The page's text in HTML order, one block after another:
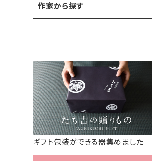
作家から探す
ギフト包装ができる器集めました